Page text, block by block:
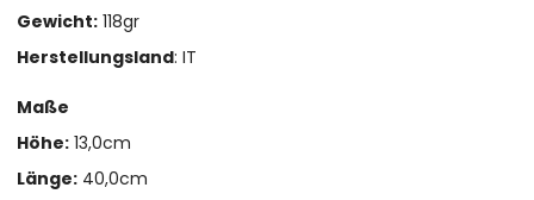
Gewicht: 118gr
Herstellungsland: IT
Maße
Höhe: 13,0cm
Länge: 40,0cm